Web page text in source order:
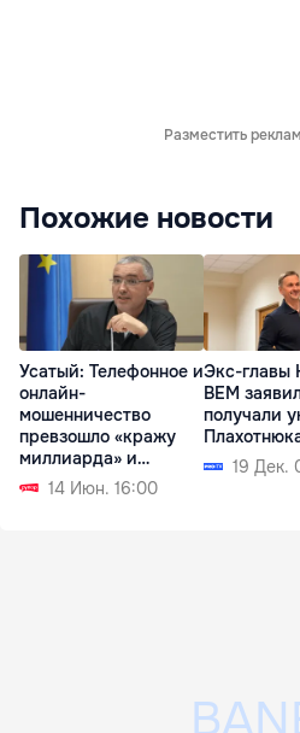
Разместить
Похожие новости
Усатый: Телефонное и
онлайн-
мошенничество
превзошло «кражу
миллиарда» и
«Ландромат»
14 Июн. 16:00
Экс-главы
BEM
получали
19 Дек.